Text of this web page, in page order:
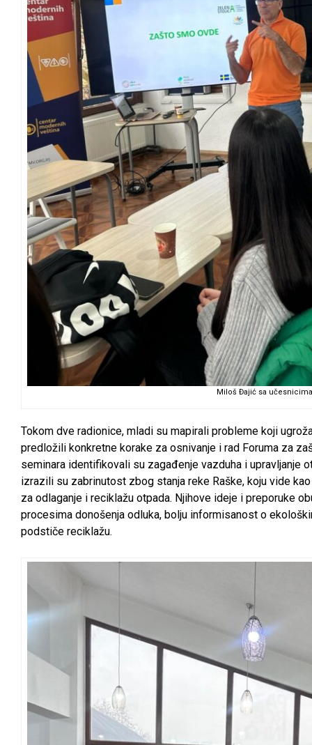
Miloš Đajić sa
Tokom dve radionice, mladi su mapirali probleme koji
predložili konkretne korake za osnivanje i rad Foruma za
seminara identifikovali su zagađenje vazduha i upravljanje
izrazili su zabrinutost zbog stanja reke Raške, koju vide kao
za odlaganje i reciklažu otpada. Njihove ideje i preporuke
procesima donošenja odluka, bolju informisanost o
podstiče reciklažu.